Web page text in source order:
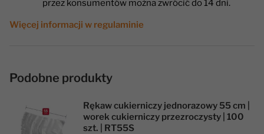
przez konsumentów można zwrócić do 14 dni.
Więcej informacji w regulaminie
Podobne produkty
Rękaw cukierniczy jednorazowy 55 cm |
worek cukierniczy przezroczysty | 100
szt. | RT55S